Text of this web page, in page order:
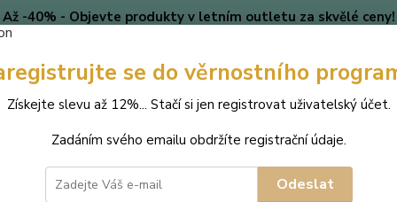
Až -40% - Objevte produkty v letním outletu za skvělé ceny!
🎄 VÁNOCE Blog
Hledat
(Po-
se do věrnostního
Získejte slevu až 12%... Stačí si jen registrovat uživatelský účet.
Zadáním svého emailu obdržíte registrační údaje.
Odeslat